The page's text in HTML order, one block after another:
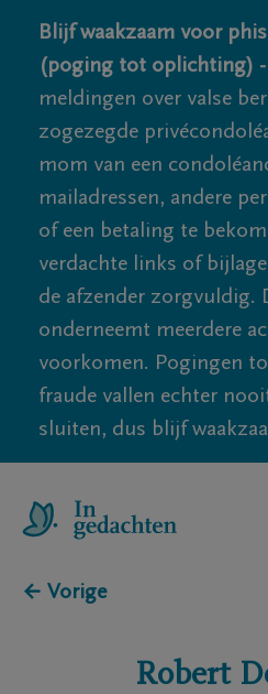
Blijf waakzaam voor
(poging tot oplichting) -
meldingen over valse
zogezegde
mom van een
mailadressen, andere
of een betaling te
verdachte links of
de afzender zorgvuldig.
onderneemt meerdere
voorkomen. Pogingen
fraude vallen echter
sluiten, dus blijf
← Vorige
Robert